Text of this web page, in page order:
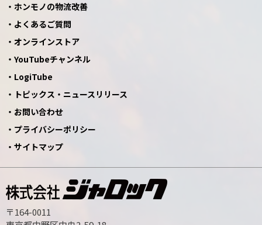
ホンモノの物流改善
よくあるご質問
オンラインストア
YouTubeチャンネル
LogiTube
トピックス・ニュースリリース
お問い合わせ
プライバシーポリシー
サイトマップ
〒164-0011